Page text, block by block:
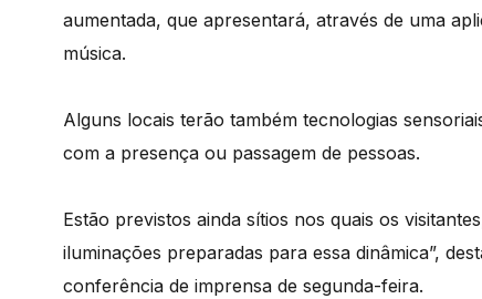
aumentada, que apresentará, através de uma
música.
Alguns locais terão também tecnologias
com a presença ou passagem de pessoas.
Estão previstos ainda sítios nos quais os
iluminações preparadas para essa dinâmica”,
conferência de imprensa de segunda-feira.